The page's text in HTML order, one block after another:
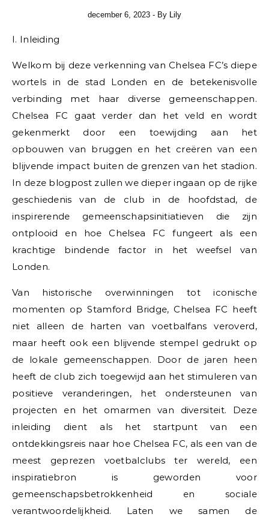
december 6, 2023 - By Lily
I. Inleiding
Welkom bij deze verkenning van Chelsea FC’s diepe
wortels in de stad Londen en de betekenisvolle
verbinding met haar diverse gemeenschappen.
Chelsea FC gaat verder dan het veld en wordt
gekenmerkt door een toewijding aan het
opbouwen van bruggen en het creëren van een
blijvende impact buiten de grenzen van het stadion.
In deze blogpost zullen we dieper ingaan op de rijke
geschiedenis van de club in de hoofdstad, de
inspirerende gemeenschapsinitiatieven die zijn
ontplooid en hoe Chelsea FC fungeert als een
krachtige bindende factor in het weefsel van
Londen.
Van historische overwinningen tot iconische
momenten op Stamford Bridge, Chelsea FC heeft
niet alleen de harten van voetbalfans veroverd,
maar heeft ook een blijvende stempel gedrukt op
de lokale gemeenschappen. Door de jaren heen
heeft de club zich toegewijd aan het stimuleren van
positieve veranderingen, het ondersteunen van
projecten en het omarmen van diversiteit. Deze
inleiding dient als het startpunt van een
ontdekkingsreis naar hoe Chelsea FC, als een van de
meest geprezen voetbalclubs ter wereld, een
inspiratiebron is geworden voor
gemeenschapsbetrokkenheid en sociale
verantwoordelijkheid. Laten we samen de